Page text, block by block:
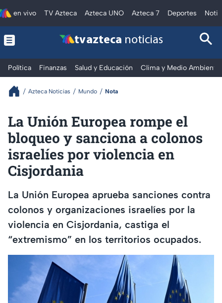
en vivo TV Azteca Azteca UNO Azteca 7 Deportes
tv azteca noticias
Política Finanzas Salud y Educación Clima y Medio Ambiente
Azteca Noticias Mundo Nota
La Unión Europea rompe el
bloqueo y sanciona a colonos
israelíes por violencia en
Cisjordania
La Unión Europea aprueba sanciones contra
colonos y organizaciones israelíes por la
violencia en Cisjordania, castiga el
“extremismo” en los territorios ocupados.